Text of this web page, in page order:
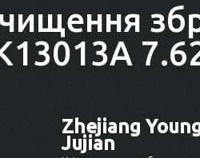
Zhejiang
Jujian